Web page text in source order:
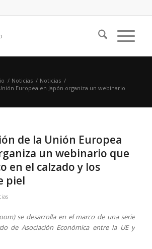
/ Noticias / Noticias /
Europea en Japón organiza un webinario
de la Unión Europea
un webinario que
en el calzado y los
piel
se desarrolla en el marco de una serie
de Asociación Económica entre la UE y